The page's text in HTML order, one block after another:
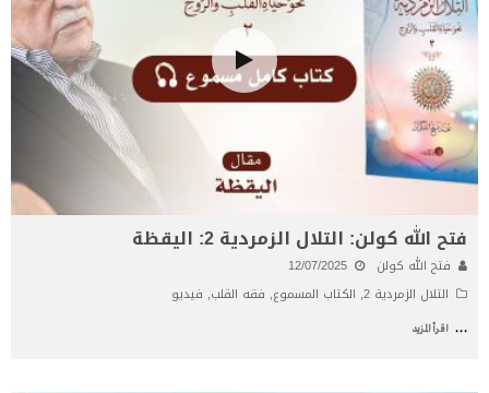
فتح الله كولن: التلال الزمردية 2: اليقظة
فتح الله كولن
12/07/2025
التلال الزمردية 2 , الكتاب المسموع, فقه القلب, فيديو
... اقرأ المزيد